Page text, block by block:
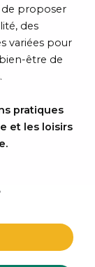
proposer
des
variées pour
être de
pratiques
et les loisirs